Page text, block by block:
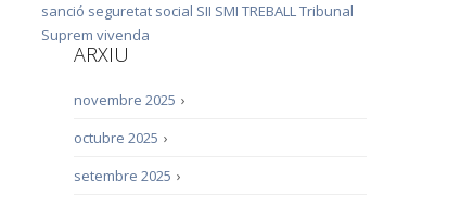
sanció seguretat social SII SMI TREBALLTribunal
Suprem vivenda
ARXIU
›
novembre 2025
›
octubre 2025
›
setembre 2025